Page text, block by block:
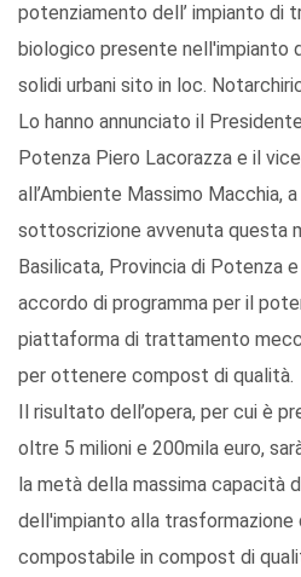
potenziamento dell’ impianto di
biologico presente
solidi urbani sito in loc.
Lo hanno annunciato il
Potenza Piero Lacorazza e il
all’Ambiente Massimo Macchia,
sottoscrizione avvenuta questa
Basilicata, Provincia di Potenza
accordo di programma per il
piattaforma di trattamento
per ottenere compost di qualità.
Il risultato dell’opera, per cui è
oltre 5 milioni e 200mila euro,
la metà della massima capacità
dell'impianto alla trasformazione
compostabile in compost di